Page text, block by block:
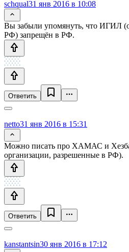
schqual31 янв 2016 в 10:08
Вы забыли упомянуть, что ИГИЛ
РФ) запрещён в РФ.
Ответить
netto31 янв 2016 в 15:31
Можно писать про ХАМАС и
организации, разрешенные в РФ).
Ответить
kanstantsin30 янв 2016 в 17:12